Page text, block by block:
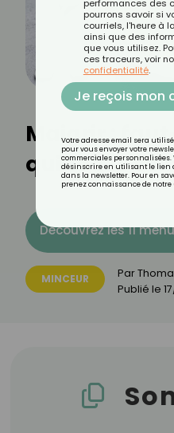
Maigrir :
quinoa le
Découvrez les 11
MINCEUR Par
Publié le
performances des
pourrons savoir si
courriels, l'heure à
ainsi que des
que vous utilisez.
ces traceurs, voir
confidentialité.
Je reçois mon
Votre adresse email sera
pour vous envoyer votre
commerciales personnalisées.
désinscrire en utilisant le lien
dans la newsletter. Pour en
prenez connaissance de notre